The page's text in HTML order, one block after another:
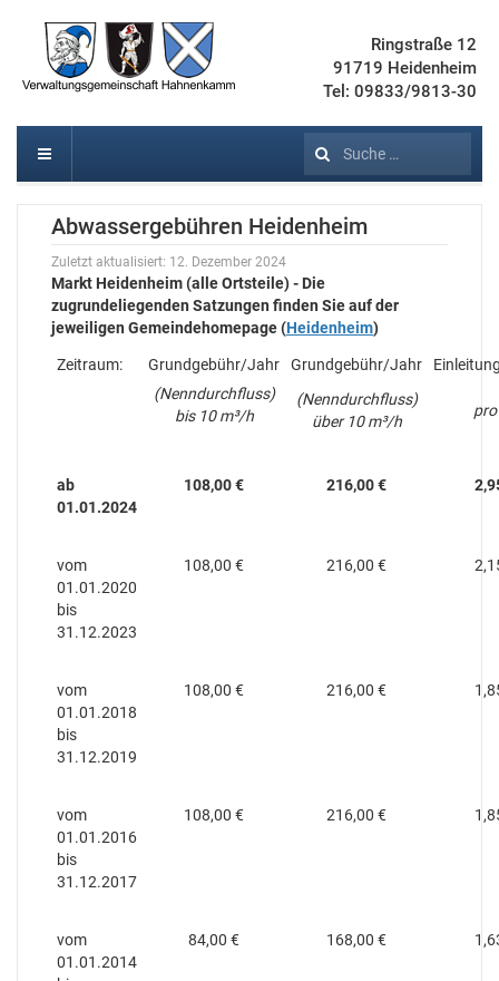
Ringstraße 12
91719 Heidenheim
Tel: 09833/9813-30
Suchen
Abwassergebühren Heidenheim
Zuletzt aktualisiert: 12. Dezember 2024
Markt Heidenheim (alle Ortsteile) - Die
zugrundeliegenden Satzungen finden Sie auf der
jeweiligen Gemeindehomepage (Heidenheim)
Zeitraum: Grundgebühr/Jahr Grundgebühr/Jahr
(Nenndurchfluss)
bis 10 m³/h
(Nenndurchfluss)
über 10 m³/h
pro
ab
01.01.2024
108,00 € 216,00 €
vom
01.01.2020
bis
31.12.2023
108,00 € 216,00 €
vom
01.01.2018
bis
31.12.2019
108,00 € 216,00 €
vom
01.01.2016
bis
31.12.2017
108,00 € 216,00 €
vom
01.01.2014
84,00 € 168,00 €